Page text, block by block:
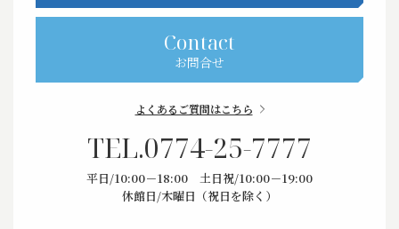
Contact
お問合せ
よくあるご質問はこちら
TEL.0774-25-7777
平日/10:00－18:00 土日祝/10:00－19:00
休館日/木曜日（祝日を除く）